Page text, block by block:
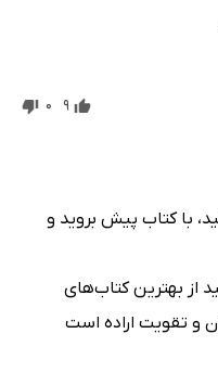
9
0
با کتاب پیش بروید و
از بهترین کتاب‌های
و تقویت اراده است